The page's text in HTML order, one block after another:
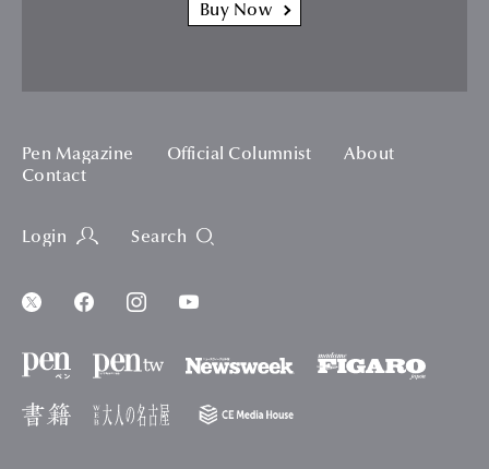
Buy Now
Pen Magazine Official Columnist
About
Contact
Login Search